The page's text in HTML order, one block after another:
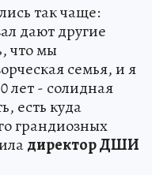
так чаще:
дают другие
что мы
семья, и я
лет - солидная
есть куда
грандиозных
директор ДШИ